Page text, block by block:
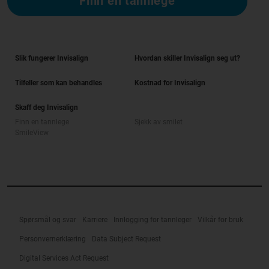
Slik fungerer Invisalign Hvordan skiller Invisalign seg ut?
Tilfeller som kan behandles Kostnad for Invisalign
Skaff deg Invisalign
Spørsmål og svar Karriere Innlogging for tannleger Vilkår for bruk
Personvernerklæring Data Subject Request
Digital Services Act Request